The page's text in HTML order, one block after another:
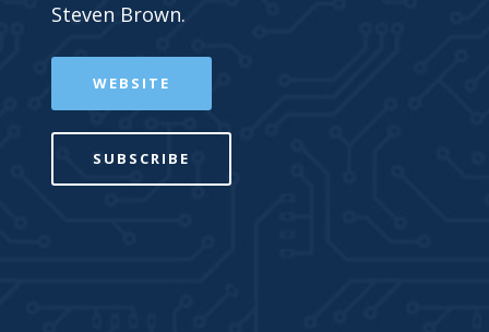
Steven Brown.
WEBSITE
SUBSCRIBE